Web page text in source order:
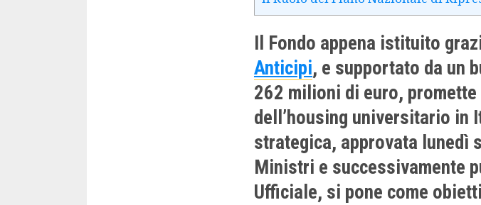
Il Fondo appena istituito
Anticipi, e supportato da un
262 milioni di euro,
dell’housing universitario in
strategica, approvata lunedì
Ministri e successivamente
Ufficiale, si pone come